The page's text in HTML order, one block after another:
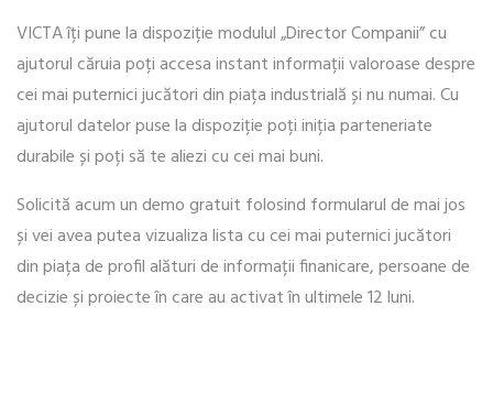
VICTA îți pune la dispoziție modulul „Director Companii” cu
ajutorul căruia poți accesa instant informații valoroase despre
cei mai puternici jucători din piața industrială și nu numai. Cu
ajutorul datelor puse la dispoziție poți iniția parteneriate
durabile și poți să te aliezi cu cei mai buni.
Solicită acum un demo gratuit folosind formularul de mai jos
și vei avea putea vizualiza lista cu cei mai puternici jucători
din piața de profil alături de informații finanicare, persoane de
decizie și proiecte în care au activat în ultimele 12 luni.